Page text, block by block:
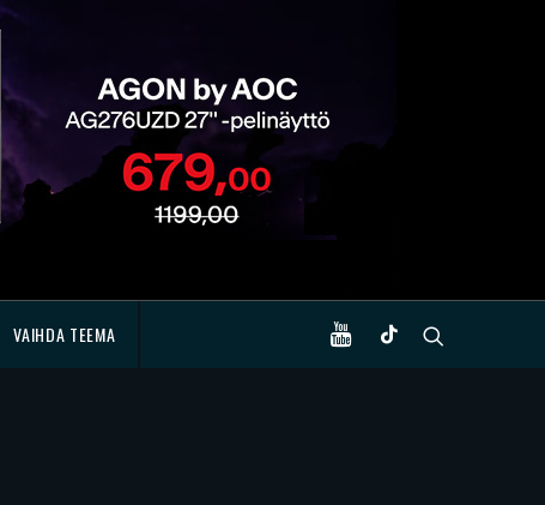
VAIHDA TEEMA